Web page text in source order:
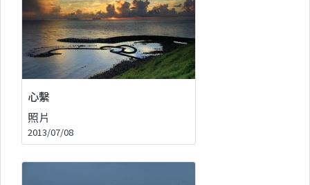
心繫
照片
2013/07/08